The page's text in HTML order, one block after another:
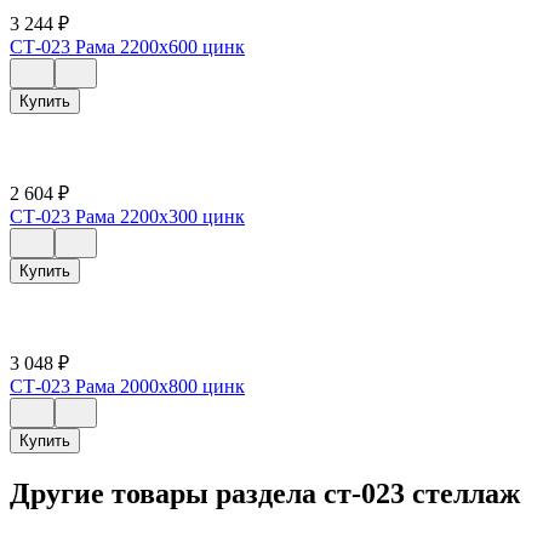
3 244 ₽
СТ-023 Рама 2200х600 цинк
Купить
2 604 ₽
СТ-023 Рама 2200х300 цинк
Купить
3 048 ₽
СТ-023 Рама 2000х800 цинк
Купить
Другие товары раздела ст-023 стеллаж